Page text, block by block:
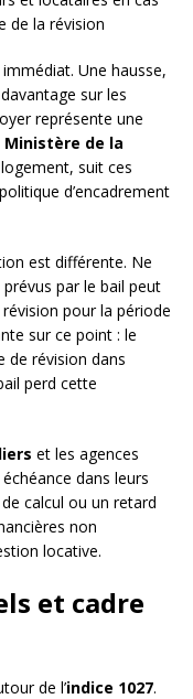
de la révision
Une hausse,
sur les
représente une
Ministère de la
suit ces
d’encadrement
est différente. Ne
par le bail peut
pour la période
sur ce point : le
de révision dans
perd cette
et les agences
dans leurs
calcul ou un retard
non
locative.
et cadre
de l’indice 1027.